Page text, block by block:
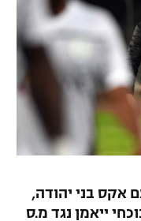
אקס בני יהודה,
ייאמן נגד מ.ס